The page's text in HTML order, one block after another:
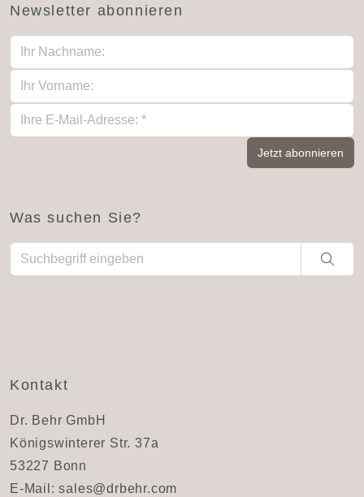
Newsletter abonnieren
Was suchen Sie?
Wenn die Ergebnisse der automatischen
Kontakt
Dr. Behr GmbH
Königswinterer Str. 37a
53227 Bonn
E-Mail:sales@drbehr.com